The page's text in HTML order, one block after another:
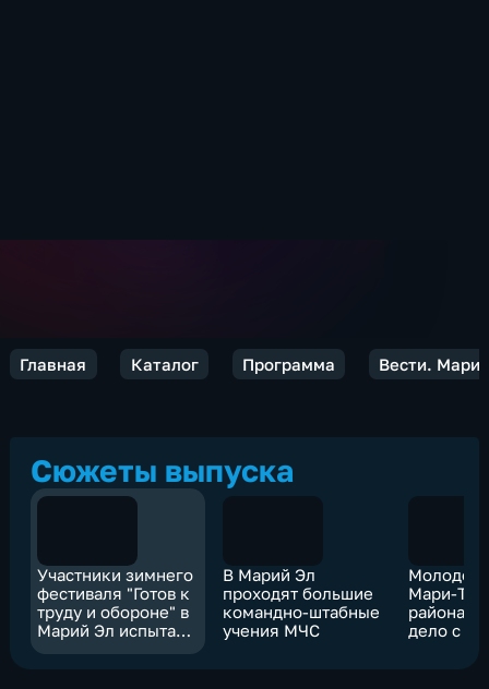
Главная Каталог Программа Вести.
Сюжеты выпуска
Участники зимнего
фестиваля "Готов к
труду и обороне" в
Марий Эл испытали
себя в лыжной
В Марий Эл
проходят большие
командно-штабные
учения МЧС
Молодой
Мари-
района
дело с